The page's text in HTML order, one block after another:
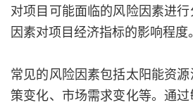
对项目可能面临的风险因素进
因素对项目经济指标的影响程度。
常见的风险因素包括太阳能资
策变化、市场需求变化等。通